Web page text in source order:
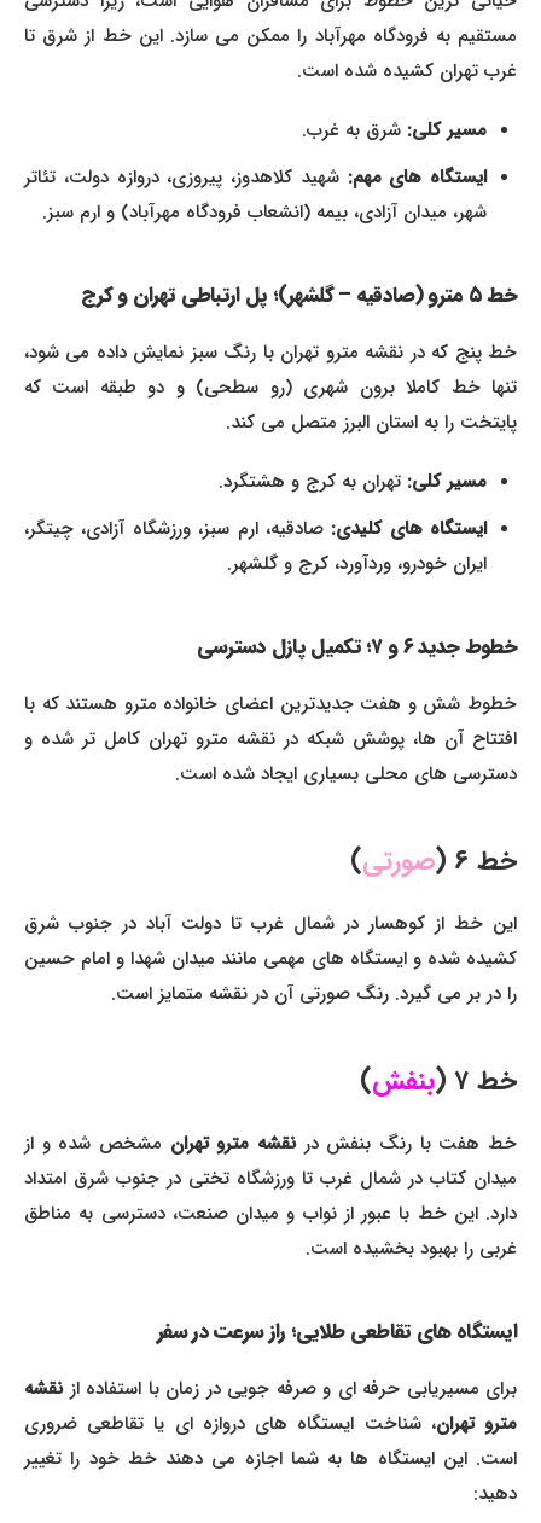
مستقیم به فرودگاه مهرآباد را ممکن می سازد. این خط از شرق تا
غرب تهران کشیده شده است.
مسیر کلی:شرق به غرب.
ایستگاه های مهم:شهید کلاهدوز، پیروزی، دروازه دولت، تئاتر
شهر، میدان آزادی، بیمه (انشعاب فرودگاه مهرآباد) و ارم سبز.
خط ۵ مترو (صادقیه – گلشهر)؛ پل ارتباطی تهران و کرج
خط پنج که در نقشه مترو تهران با رنگ سبز نمایش داده می شود،
تنها خط کاملا برون شهری (رو سطحی) و دو طبقه است که
پایتخت را به استان البرز متصل می کند.
مسیر کلی:تهران به کرج و هشتگرد.
ایستگاه های کلیدی:صادقیه، ارم سبز، ورزشگاه آزادی، چیتگر،
ایران خودرو، وردآورد، کرج و گلشهر.
خطوط جدید ۶ و ۷؛ تکمیل پازل دسترسی
خطوط شش و هفت جدیدترین اعضای خانواده مترو هستند که با
افتتاح آن ها، پوشش شبکه در نقشه مترو تهران کامل تر شده و
دسترسی های محلی بسیاری ایجاد شده است.
خط ۶ ( صورتی)
این خط از کوهسار در شمال غرب تا دولت آباد در جنوب شرق
کشیده شده و ایستگاه های مهمی مانند میدان شهدا و امام حسین
را در بر می گیرد. رنگ صورتی آن در نقشه متمایز است.
خط ۷ ( بنفش)
خط هفت با رنگ بنفش در نقشه مترو تهرانمشخص شده و از
میدان کتاب در شمال غرب تا ورزشگاه تختی در جنوب شرق امتداد
دارد. این خط با عبور از نواب و میدان صنعت، دسترسی به مناطق
غربی را بهبود بخشیده است.
ایستگاه های تقاطعی طلایی؛ راز سرعت در سفر
برای مسیریابی حرفه ای و صرفه جویی در زمان با استفاده از نقشه
مترو تهران، شناخت ایستگاه های دروازه ای یا تقاطعی ضروری
است. این ایستگاه ها به شما اجازه می دهند خط خود را تغییر
دهید: